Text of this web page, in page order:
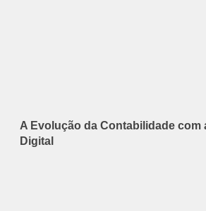
A Evolução da Contabilidade com
Digital